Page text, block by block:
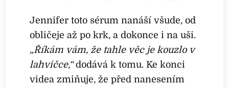
Jennifer toto sérum nanáší všude, od
obličeje až po krk, a dokonce i na uši.
„Říkám vám, že tahle věc je kouzlo v
lahvičce,“dodává k tomu. Ke konci
videa zmiňuje, že před nanesením